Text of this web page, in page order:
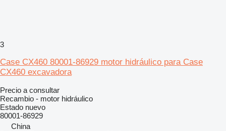
3
Case CX460 80001-86929 motor hidráulico para Case
CX460 excavadora
Precio a consultar
Recambio - motor hidráulico
Estado nuevo
80001-86929
China